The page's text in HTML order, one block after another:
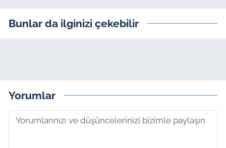
Bunlar da ilginizi çekebilir
Yorumlar